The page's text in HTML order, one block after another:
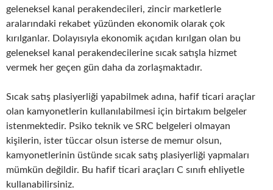
geleneksel kanal perakendecileri, zincir marketlerle
aralarındaki rekabet yüzünden ekonomik olarak çok
kırılganlar. Dolayısıyla ekonomik açıdan kırılgan olan bu
geleneksel kanal perakendecilerine sıcak satışla hizmet
vermek her geçen gün daha da zorlaşmaktadır.
Sıcak satış plasiyerliği yapabilmek adına, hafif ticari araçlar
olan kamyonetlerin kullanılabilmesi için birtakım belgeler
istenmektedir. Psiko teknik ve SRC belgeleri olmayan
kişilerin, ister tüccar olsun isterse de memur olsun,
kamyonetlerinin üstünde sıcak satış plasiyerliği yapmaları
mümkün değildir. Bu hafif ticari araçları C sınıfı ehliyetle
kullanabilirsiniz.